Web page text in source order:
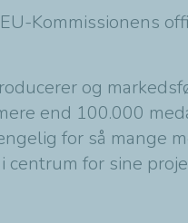
Kommissionens
og
end 100.000
for så mange
for sine